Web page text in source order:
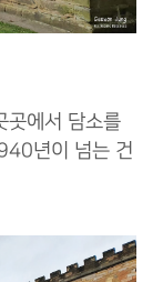
곳에서 담소를
년이 넘는 건